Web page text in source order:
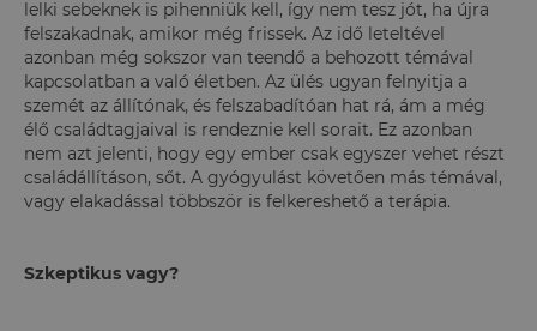
lelki sebeknek is pihenniük kell, így nem tesz jót, ha újra
felszakadnak, amikor még frissek. Az idő leteltével
azonban még sokszor van teendő a behozott témával
kapcsolatban a való életben. Az ülés ugyan felnyitja a
szemét az állítónak, és felszabadítóan hat rá, ám a még
élő családtagjaival is rendeznie kell sorait. Ez azonban
nem azt jelenti, hogy egy ember csak egyszer vehet részt
családállításon, sőt. A gyógyulást követően más témával,
vagy elakadással többször is felkereshető a terápia.
Szkeptikus vagy?